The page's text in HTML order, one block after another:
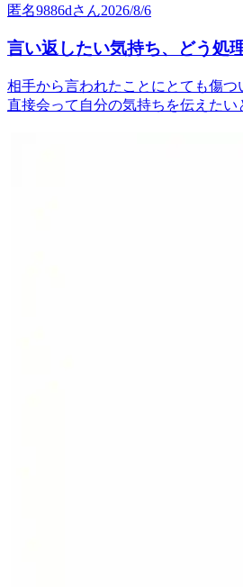
匿名9886dさん2026/8/6
言い返したい気持ち、どう処
相手から言われたことにとても傷つ
直接会って自分の気持ちを伝えたい